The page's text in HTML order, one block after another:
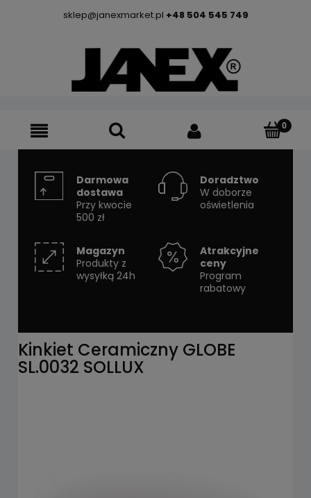
sklep@janexmarket.pl +48 504 545 749
Darmowa
dostawa
Przy kwocie
500 zł
Doradztwo
W doborze
oświetlenia
Magazyn
Produkty z
wysyłką 24h
Atrakcyjne
ceny
Program
rabatowy
Kinkiet Ceramiczny GLOBE
SL.0032 SOLLUX